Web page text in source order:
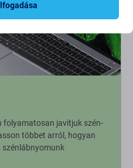
folyamatosan javítjuk szén-
többet arról, hogyan